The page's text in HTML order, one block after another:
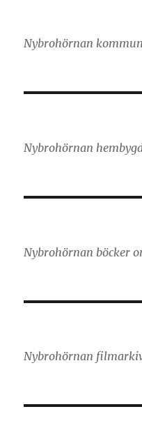
Nybrohörnan
Nybrohörnan
Nybrohörnan böcker
Nybrohörnan